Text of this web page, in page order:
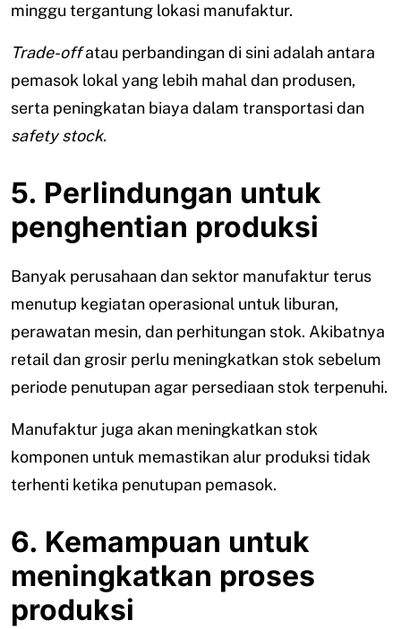
minggu tergantung lokasi manufaktur.
Trade-offatau perbandingan di sini adalah antara
pemasok lokal yang lebih mahal dan produsen,
serta peningkatan biaya dalam transportasi dan
safety stock.
5. Perlindungan untuk
penghentian produksi
Banyak perusahaan dan sektor manufaktur terus
menutup kegiatan operasional untuk liburan,
perawatan mesin, dan perhitungan stok. Akibatnya
retail dan grosir perlu meningkatkan stok sebelum
periode penutupan agar persediaan stok terpenuhi.
Manufaktur juga akan meningkatkan stok
komponen untuk memastikan alur produksi tidak
terhenti ketika penutupan pemasok.
6. Kemampuan untuk
meningkatkan proses
produksi